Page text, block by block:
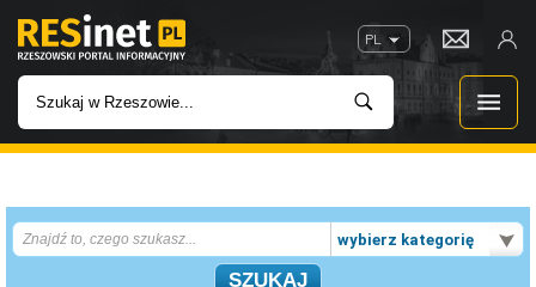
PL
INWESTYCJE wybierz kategorię